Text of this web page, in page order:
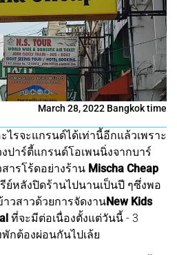
March 28, 2022 Bangkok time
ไรจะแกรนด์ได้เท่านี้อีกแล้วเพราะ
ปาร์ตี้แกรนด์โอเพนนิ่งจากบาร์
ารโร้ดอย่างร้าน Mischa Cheap
ย์หลังปิดร้านไปนานเป็นปี ๆซึ่งพอ
วสาวด้วยการจัดงานNew Kids
ที่จะมีต่อเนื่องตั้งแต่วันนี้ - 3
กต้องผ่อนกันไปเล้ย